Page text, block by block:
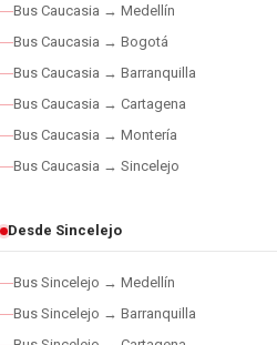
Bus Caucasia → Medellín
Bus Caucasia → Bogotá
Bus Caucasia → Barranquilla
Bus Caucasia → Cartagena
Bus Caucasia → Montería
Bus Caucasia → Sincelejo
Desde Sincelejo
Bus Sincelejo → Medellín
Bus Sincelejo → Barranquilla